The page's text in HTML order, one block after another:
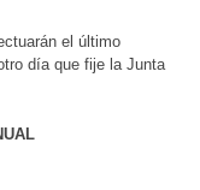
el último
día que fije la Junta